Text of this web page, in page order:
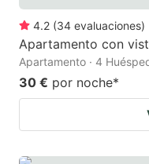
4.2 (34 evaluaciones)
Apartamento con
Apartamento · 4
30 € por noche*